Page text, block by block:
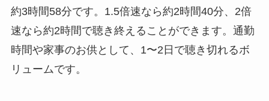
約3時間58分です。1.5倍速なら約2時間40分、2倍
速なら約2時間で聴き終えることができます。通勤
時間や家事のお供として、1〜2日で聴き切れるボ
リュームです。